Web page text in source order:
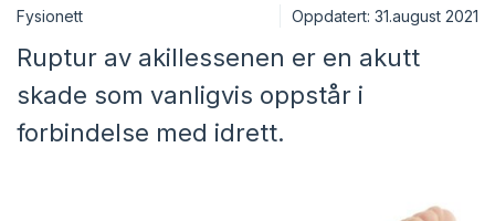
Fysionett Oppdatert: 31.august 2021
Ruptur av akillessenen er en akutt
skade som vanligvis oppstår i
forbindelse med idrett.